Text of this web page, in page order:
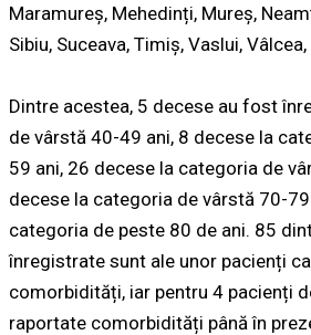
Maramureș, Mehedinți, Mureș,
Sibiu, Suceava, Timiș, Vaslui,
Dintre acestea, 5 decese au fost
de vârstă 40-49 ani, 8 decese la
59 ani, 26 decese la categoria de
decese la categoria de vârstă 70-
categoria de peste 80 de ani. 85
înregistrate sunt ale unor pacienți
comorbidități, iar pentru 4 pacienți
raportate comorbidități până în